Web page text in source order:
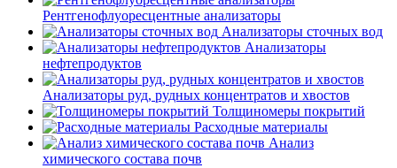
Рентгенофлуоресцентные анализаторы
Анализаторы сточных вод
Анализаторы
нефтепродуктов
Анализаторы руд, рудных концентратов и хвостов
Толщиномеры покрытий
Расходные материалы
Анализ
химического состава почв